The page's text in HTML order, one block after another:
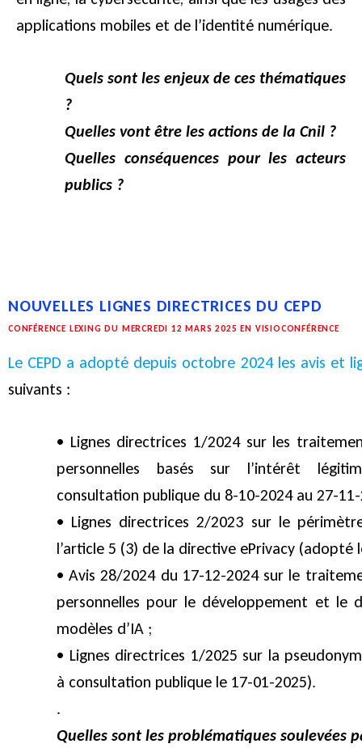
applications mobiles et de l’identité numérique.
Quels sont les enjeux de ces thématiques
?
Quelles vont être les actions de la Cnil ?
Quelles conséquences pour les acteurs
publics ?
NOUVELLES LIGNES DIRECTRICES DU CEPD
CONFÉRENCE LEXING DU MERCREDI 12 MARS 2025 EN VISIOCONFÉRENCE
Le CEPD a adopté depuis octobre 2024 les avis et
suivants :
• Lignes directrices 1/2024 sur les
personnelles basés sur l’intérêt
consultation publique du 8-10-2024 au 27-
• Lignes directrices 2/2023 sur le
l’article 5 (3) de la directive ePrivacy (adopté
• Avis 28/2024 du 17-12-2024 sur le
personnelles pour le développement et le
modèles d’IA ;
• Lignes directrices 1/2025 sur la
à consultation publique le 17-01-2025).
.
Quelles sont les problématiques soulevées